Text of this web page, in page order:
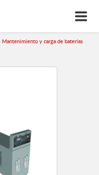
Mantenimiento y carga de baterías